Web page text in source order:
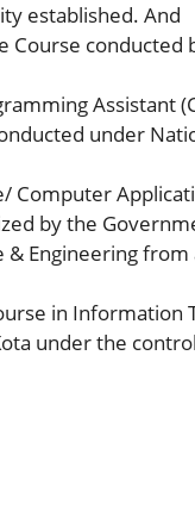
established. And
Course
Assistant
under
Computer
by the
& Engineering
in Information
under the